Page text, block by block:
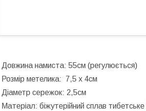
Довжина намиста: 55см (регулюється)
Розмір метелика: 7,5 х 4см
Діаметр сережок: 2,5см
Матеріал: біжутерійний сплав тибетське